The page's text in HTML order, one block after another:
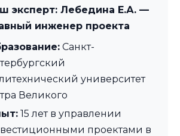
эксперт: Лебедина Е.А. —
инженер проекта
Санкт-
университет
Великого
15 лет в управлении
проектами в